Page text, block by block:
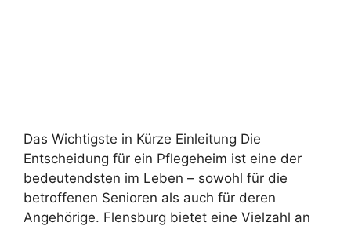
Das Wichtigste in Kürze Einleitung Die
Entscheidung für ein Pflegeheim ist eine der
bedeutendsten im Leben – sowohl für die
betroffenen Senioren als auch für deren
Angehörige. Flensburg bietet eine Vielzahl an